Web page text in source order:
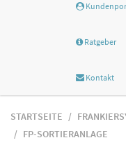
Ratgeber
Kontakt
STARTSEITE
FP-SORTIERANLAGE